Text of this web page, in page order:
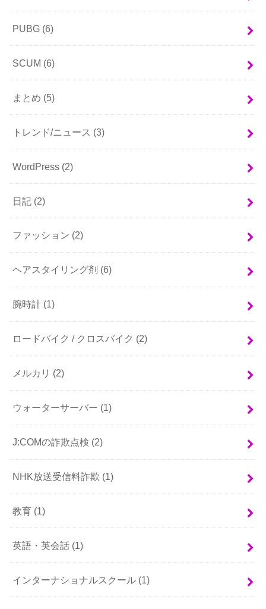
PUBG (6)
SCUM (6)
まとめ (5)
トレンド/ニュース (3)
WordPress (2)
日記 (2)
ファッション (2)
ヘアスタイリング剤 (6)
腕時計 (1)
ロードバイク / クロスバイク (2)
メルカリ (2)
ウォーターサーバー (1)
J:COMの詐欺点検 (2)
NHK放送受信料詐欺 (1)
教育 (1)
英語・英会話 (1)
インターナショナルスクール (1)